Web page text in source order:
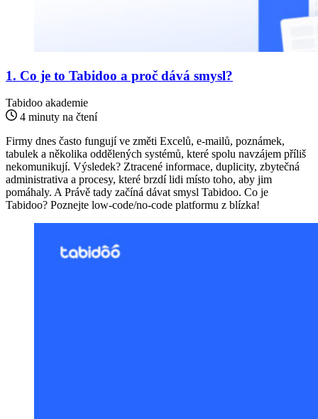
1. Co je to Tabidoo a proč dává smysl?
Tabidoo akademie
4 minuty na čtení
Firmy dnes často fungují ve změti Excelů, e-mailů, poznámek,
tabulek a několika oddělených systémů, které spolu navzájem příliš
nekomunikují. Výsledek? Ztracené informace, duplicity, zbytečná
administrativa a procesy, které brzdí lidi místo toho, aby jim
pomáhaly. A Právě tady začíná dávat smysl Tabidoo. Co je
Tabidoo? Poznejte low-code/no-code platformu z blízka!